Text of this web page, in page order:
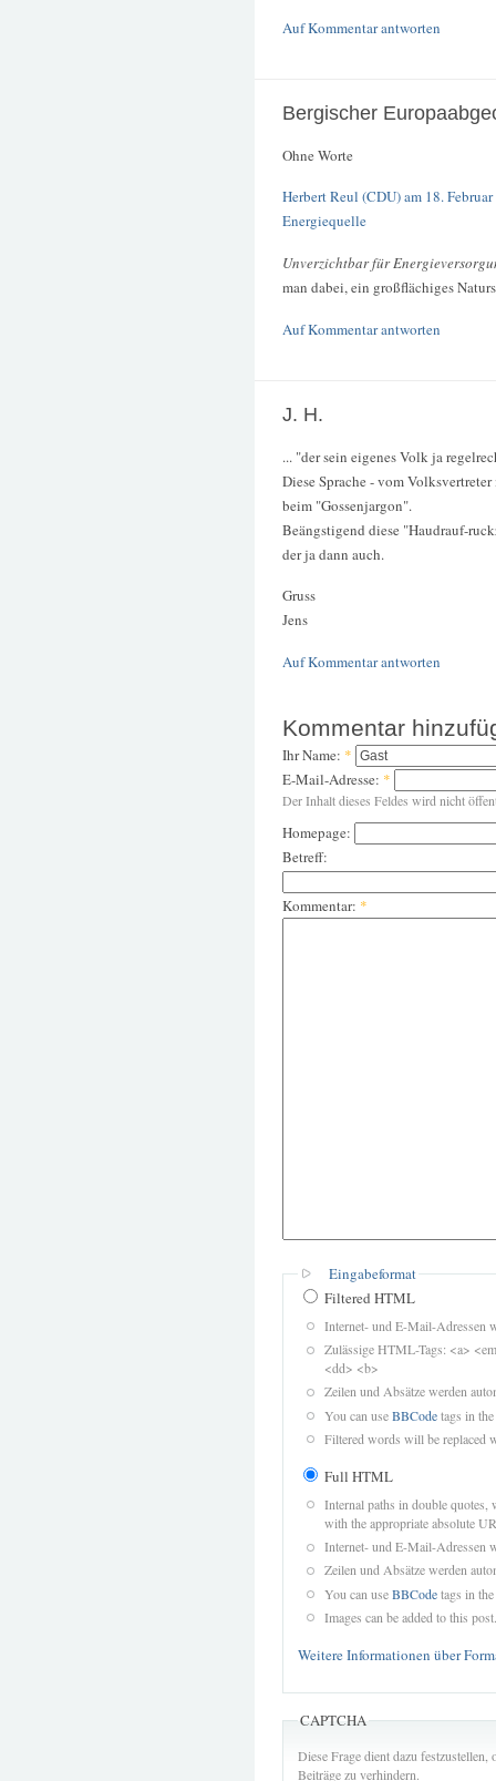
Auf Kommentar antworten
Bergischer
Ohne Worte
Herbert Reul (CDU) am 18.
Energiequelle
Unverzichtbar für
man dabei, ein großflächiges
Auf Kommentar antworten
J. H.
... "der sein eigenes Volk ja
Diese Sprache - vom
beim "Gossenjargon".
Beängstigend diese "Haudrauf-
der ja dann auch.
Gruss
Jens
Auf Kommentar antworten
Kommentar
Ihr Name: *
E-Mail-Adresse: *
Der Inhalt dieses Feldes wird nicht
Homepage:
Betreff:
Kommentar: *
Eingabeformat
Filtered HTML
Internet- und E-Mail-Adressen
Zulässige HTML-Tags: <a>
<dd> <b>
Zeilen und Absätze werden
You can useBBCodetags in
Filtered words will be replaced
Full HTML
Internal paths in double quotes,
with the appropriate absolute
Internet- und E-Mail-Adressen
Zeilen und Absätze werden
You can useBBCodetags in
Images can be added to this post.
Weitere Informationen über
CAPTCHA
Diese Frage dient dazu
Beiträge zu verhindern.